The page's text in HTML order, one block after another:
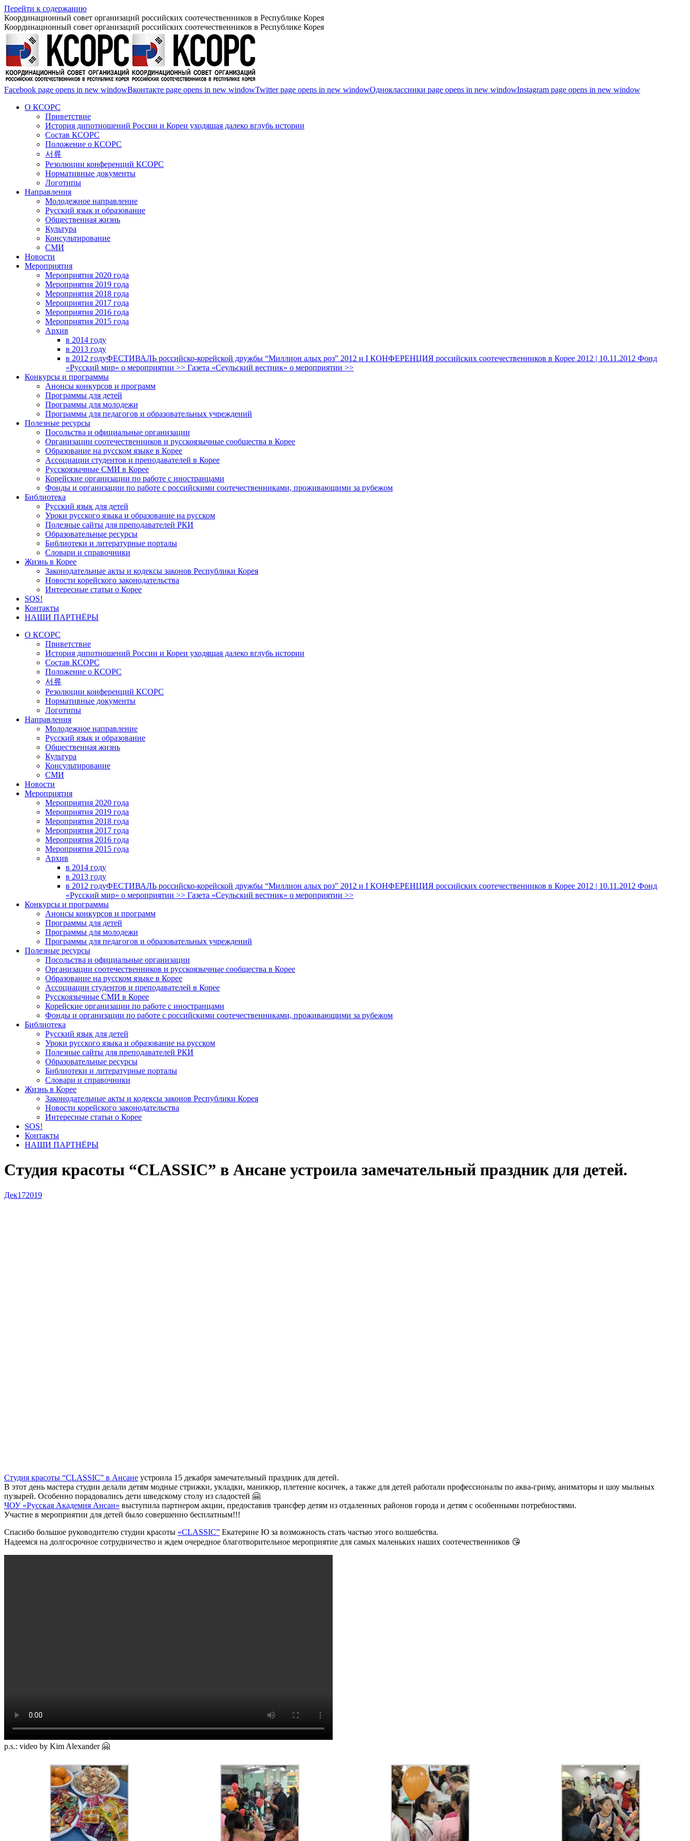
Перейти к содержанию
Координационный совет организаций российских соотечественников в Республике Корея
Координационный совет организаций российских соотечественников в Республике Корея
Facebook page opens in new windowВконтакте page opens in new windowTwitter page opens in new windowОдноклассники page opens in new windowInstagram page opens in new window
О КСОРС
Приветствие
История дипотношений России и Кореи уходящая далеко вглубь истории
Состав КСОРС
Положение о КСОРС
서류
Резолюции конференций КСОРС
Нормативные документы
Логотипы
Направления
Молодежное направление
Русский язык и образование
Общественная жизнь
Культура
Консультирование
СМИ
Новости
Мероприятия
Мероприятия 2020 года
Мероприятия 2019 года
Мероприятия 2018 годa
Мероприятия 2017 года
Мероприятия 2016 года
Мероприятия 2015 года
Архив
в 2014 году
в 2013 году
в 2012 годуФЕСТИВАЛЬ российско-корейской дружбы “Миллион алых роз” 2012 и I КОНФЕРЕНЦИЯ российских соотечественников в Корее 2012 | 10.11.2012 Фонд
«Русский мир» о мероприятии >> Газета «Сеульский вестник» о мероприятии >>
Конкурсы и программы
Анонсы конкурсов и программ
Программы для детей
Программы для молодежи
Программы для педагогов и образовательных учреждений
Полезные ресурсы
Посольства и официальные организации
Организации соотечественников и русскоязычные сообщества в Корее
Образование на русском языке в Корее
Ассоциации студентов и преподавателей в Корее
Русскоязычные СМИ в Корее
Корейские организации по работе с иностранцами
Фонды и организации по работе с российскими соотечественниками, проживающими за рубежом
Библиотека
Русский язык для детей
Уроки русского языка и образование на русском
Полезные сайты для преподавателей РКИ
Образовательные ресурсы
Библиотеки и литературные порталы
Словари и справочники
Жизнь в Корее
Законодательные акты и кодексы законов Республики Корея
Новости корейского законодательства
Интересные статьи о Корее
SOS!
Контакты
НАШИ ПАРТНЁРЫ
О КСОРС
Приветствие
История дипотношений России и Кореи уходящая далеко вглубь истории
Состав КСОРС
Положение о КСОРС
서류
Резолюции конференций КСОРС
Нормативные документы
Логотипы
Направления
Молодежное направление
Русский язык и образование
Общественная жизнь
Культура
Консультирование
СМИ
Новости
Мероприятия
Мероприятия 2020 года
Мероприятия 2019 года
Мероприятия 2018 годa
Мероприятия 2017 года
Мероприятия 2016 года
Мероприятия 2015 года
Архив
в 2014 году
в 2013 году
в 2012 годуФЕСТИВАЛЬ российско-корейской дружбы “Миллион алых роз” 2012 и I КОНФЕРЕНЦИЯ российских соотечественников в Корее 2012 | 10.11.2012 Фонд
«Русский мир» о мероприятии >> Газета «Сеульский вестник» о мероприятии >>
Конкурсы и программы
Анонсы конкурсов и программ
Программы для детей
Программы для молодежи
Программы для педагогов и образовательных учреждений
Полезные ресурсы
Посольства и официальные организации
Организации соотечественников и русскоязычные сообщества в Корее
Образование на русском языке в Корее
Ассоциации студентов и преподавателей в Корее
Русскоязычные СМИ в Корее
Корейские организации по работе с иностранцами
Фонды и организации по работе с российскими соотечественниками, проживающими за рубежом
Библиотека
Русский язык для детей
Уроки русского языка и образование на русском
Полезные сайты для преподавателей РКИ
Образовательные ресурсы
Библиотеки и литературные порталы
Словари и справочники
Жизнь в Корее
Законодательные акты и кодексы законов Республики Корея
Новости корейского законодательства
Интересные статьи о Корее
SOS!
Контакты
НАШИ ПАРТНЁРЫ
Студия красоты “CLASSIC” в Ансане устроила замечательный праздник для детей.
Дек172019
Студия красоты “CLASSIC” в Ансане устроила 15 декабря замечательный праздник для детей.
В этот день мастера студии делали детям модные стрижки, укладки, маникюр, плетение косичек, а также для детей работали профессионалы по аква-гриму, аниматоры и шоу мыльных
пузырей. Особенно порадовались дети шведскому столу из сладостей 🤗
ЧОУ «Русская Академия Ансан» выступила партнером акции, предоставив трансфер детям из отдаленных районов города и детям с особенными потребностями.
Участие в мероприятии для детей было совершенно бесплатным!!!
Спасибо большое руководителю студии красоты «CLASSIC” Екатерине Ю за возможность стать частью этого волшебства.
Надеемся на долгосрочное сотрудничество и ждем очередное благотворительное мероприятие для самых маленьких наших соотечественников 😘
p.s.: video by Kim Alexander 🤗